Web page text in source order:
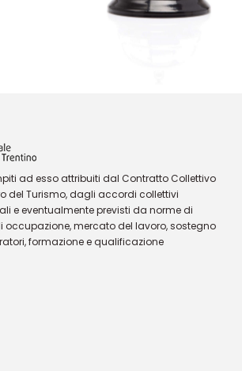
ad esso attribuiti dal Contratto Collettivo
del Turismo, dagli accordi collettivi
e eventualmente previsti da norme di
occupazione, mercato del lavoro, sostegno
formazione e qualificazione